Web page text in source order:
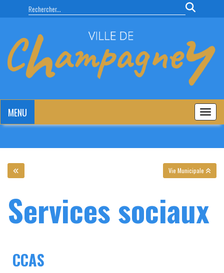
MENU
MENU
Vie Municipale
Services sociaux
CCAS
Panneau de gestion des cookies